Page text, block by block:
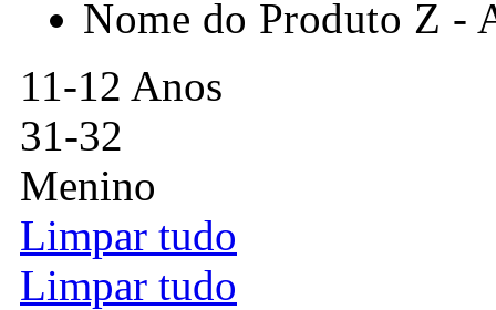
Nome do Produto Z -
11-12 Anos
31-32
Menino
Limpar tudo
Limpar tudo